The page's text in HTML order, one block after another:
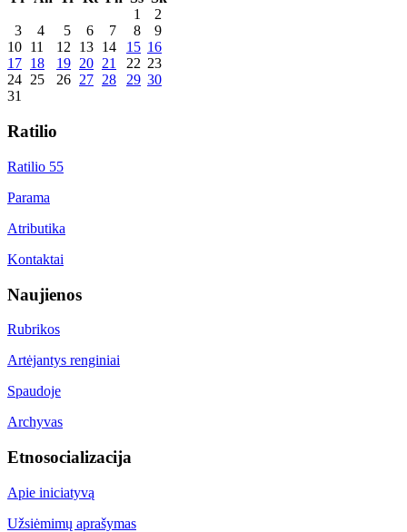
1
2
3
4 5 6 7 8
9
10 11 12 13 14 15 16
17 18 19 20 21 22 23
24 25 26 27 28 29 30
31
Ratilio
Ratilio 55
Parama
Atributika
Kontaktai
Naujienos
Rubrikos
Artėjantys renginiai
Spaudoje
Archyvas
Etnosocializacija
Apie iniciatyvą
Užsiėmimų aprašymas